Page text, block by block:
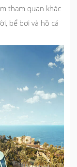
tham quan khác
bể bơi và hồ cá